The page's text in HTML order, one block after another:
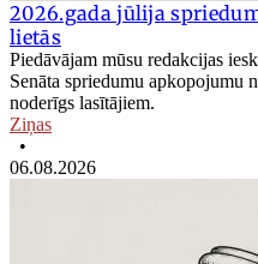
2026.gada jūlija
lietās
Piedāvājam mūsu redakcijas
Senāta spriedumu apkopojumu
noderīgs lasītājiem.
Ziņas
•
06.08.2026